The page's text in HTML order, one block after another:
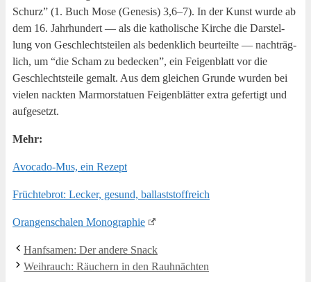
Schurz” (1. Buch Mose (Gene­sis) 3,6–7). In der Kunst wur­de ab
dem 16. Jahr­hun­dert — als die katho­li­sche Kir­che die Dar­stel­
lung von Geschlechts­tei­len als bedenk­lich beur­teil­te — nach­träg­
lich, um “die Scham zu bede­cken”, ein Fei­gen­blatt vor die
Geschlechts­tei­le gemalt. Aus dem glei­chen Grun­de wur­den bei
vie­len nack­ten Mar­mor­sta­tu­en Fei­gen­blät­ter extra gefer­tigt und
aufgesetzt.
Mehr:
Avo­ca­do-Mus, ein Rezept
Früch­te­brot: Lecker, gesund, ballaststoffreich
Oran­gen­scha­len Monographie
Hanf­sa­men: Der ande­re Snack
Weih­rauch: Räu­chern in den Rauhnächten